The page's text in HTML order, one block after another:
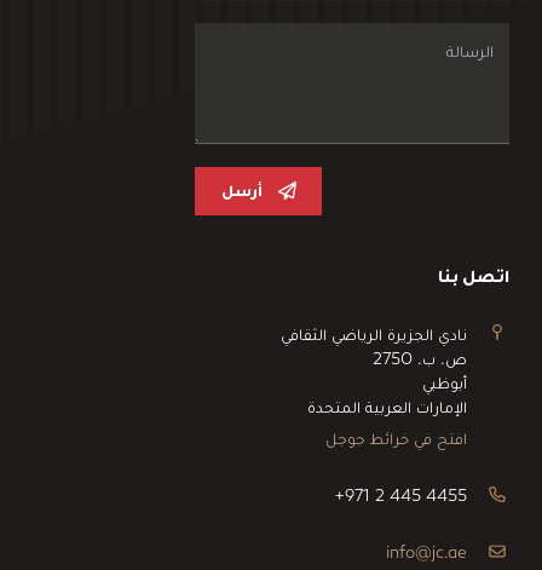
أرسل
اتصل بنا
نادي الجزيرة الرياضي الثقافي
ص. ب. 2750
أبوظبي
الإمارات العربية المتحدة
افتح في خرائط جوجل
+971 2 445 4455
info@jc.ae